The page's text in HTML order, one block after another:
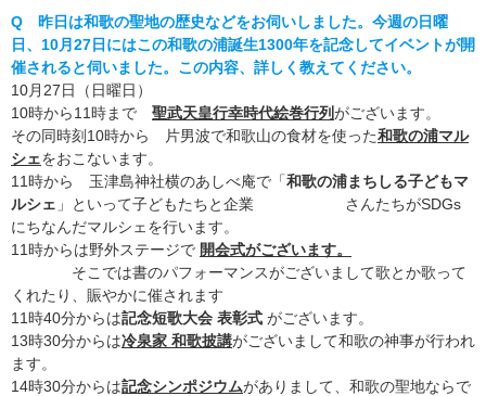
Q 昨日は和歌の聖地の歴史などをお伺いしました。今週の日曜
日、10月27日にはこの和歌の浦誕生1300年を記念してイベントが開
催されると伺いました。この内容、詳しく教えてください。
10月27日（日曜日）
10時から11時まで 聖武天皇行幸時代絵巻行列がございます。
その同時刻10時から 片男波で和歌山の食材を使った和歌の浦マル
シェをおこないます。
11時から 玉津島神社横のあしべ庵で「和歌の浦まちしる子どもマ
ルシェ 」といって子どもたちと企業 さんたちがSDGs
にちなんだマルシェを行います。
11時からは野外ステージで 開会式がございます。
そこでは書のパフォーマンスがございまして歌とか歌って
くれたり、賑やかに催されます
11時40分からは記念短歌大会 表彰式 がございます。
13時30分からは冷泉家 和歌披講がございまして和歌の神事が行われ
ます。
14時30分からは記念シンポジウムがありまして、和歌の聖地ならで